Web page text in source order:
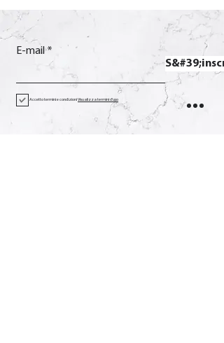
E-mail
Accetto termini e condizioniVisualizza termini d'uso